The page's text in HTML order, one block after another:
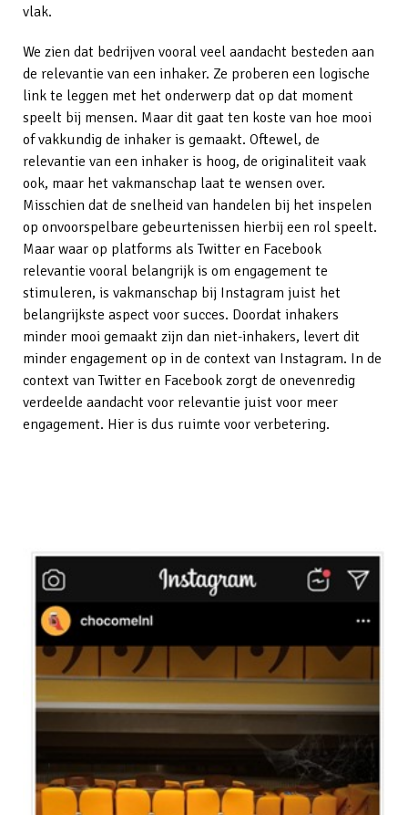
vlak.
We zien dat bedrijven vooral veel aandacht besteden aan
de relevantie van een inhaker. Ze proberen een logische
link te leggen met het onderwerp dat op dat moment
speelt bij mensen. Maar dit gaat ten koste van hoe mooi
of vakkundig de inhaker is gemaakt. Oftewel, de
relevantie van een inhaker is hoog, de originaliteit vaak
ook, maar het vakmanschap laat te wensen over.
Misschien dat de snelheid van handelen bij het inspelen
op onvoorspelbare gebeurtenissen hierbij een rol speelt.
Maar waar op platforms als Twitter en Facebook
relevantie vooral belangrijk is om engagement te
stimuleren, is vakmanschap bij Instagram juist het
belangrijkste aspect voor succes. Doordat inhakers
minder mooi gemaakt zijn dan niet-inhakers, levert dit
minder engagement op in de context van Instagram. In de
context van Twitter en Facebook zorgt de onevenredig
verdeelde aandacht voor relevantie juist voor meer
engagement. Hier is dus ruimte voor verbetering.